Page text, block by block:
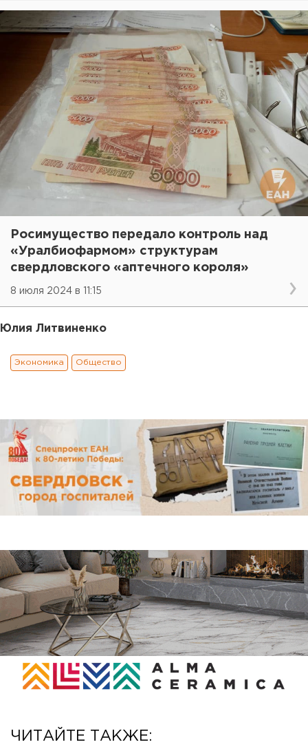
Росимущество передало контроль над
«Уралбиофармом» структурам
свердловского «аптечного короля»
8 июля 2024 в 11:15
Юлия Литвиненко
Экономика Общество
ЧИТАЙТЕ ТАКЖЕ: